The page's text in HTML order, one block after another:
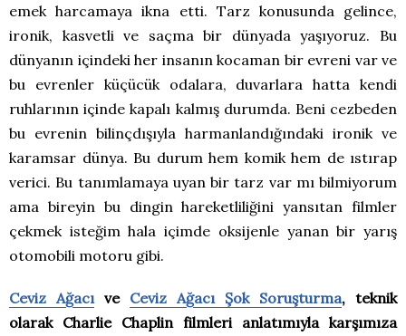
emek harcamaya ikna etti. Tarz konusunda gelince,
ironik, kasvetli ve saçma bir dünyada yaşıyoruz. Bu
dünyanın içindeki her insanın kocaman bir evreni var ve
bu evrenler küçücük odalara, duvarlara hatta kendi
ruhlarının içinde kapalı kalmış durumda. Beni cezbeden
bu evrenin bilinçdışıyla harmanlandığındaki ironik ve
karamsar dünya. Bu durum hem komik hem de ıstırap
verici. Bu tanımlamaya uyan bir tarz var mı bilmiyorum
ama bireyin bu dingin hareketliliğini yansıtan filmler
çekmek isteğim hala içimde oksijenle yanan bir yarış
otomobili motoru gibi.
Ceviz Ağacı ve Ceviz Ağacı Şok Soruşturma, teknik
olarak Charlie Chaplin filmleri anlatımıyla karşımıza